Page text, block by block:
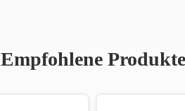
Empfohlene Produkte